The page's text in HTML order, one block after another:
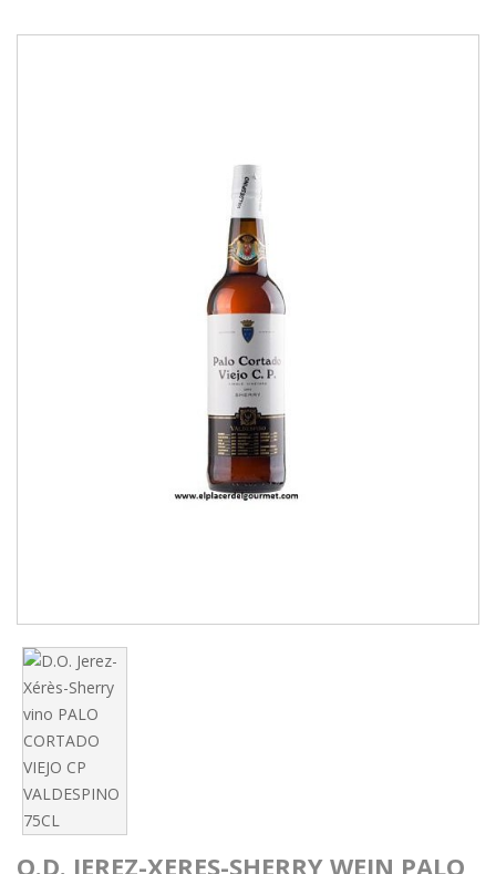
O.D. JEREZ-XERES-SHERRY WEIN PALO